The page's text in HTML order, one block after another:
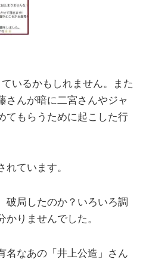
いるかもしれません。また
さんが暗に二宮さんやジャ
てもらうために起こした行
ています。
破局したのか？いろいろ調
りませんでした。
名なあの「井上公造」さん